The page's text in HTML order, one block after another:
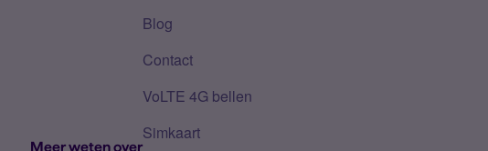
Meer weten over
Blog
Contact
VoLTE 4G bellen
Simkaart